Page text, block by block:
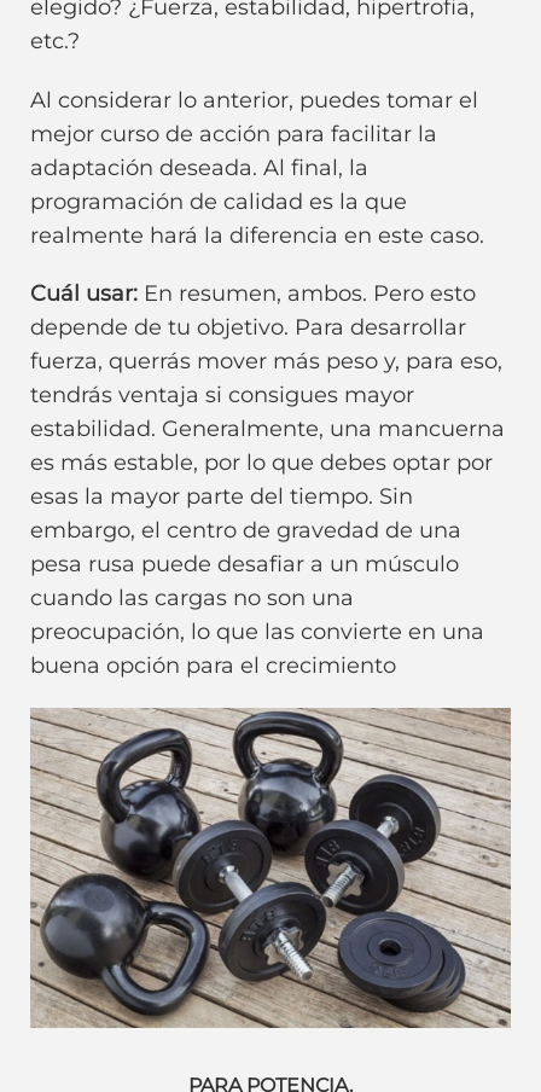
elegido? ¿Fuerza, estabilidad, hipertrofia,
etc.?
Al considerar lo anterior, puedes tomar el
mejor curso de acción para facilitar la
adaptación deseada. Al final, la
programación de calidad es la que
realmente hará la diferencia en este caso.
Cuál usar: En resumen, ambos. Pero esto
depende de tu objetivo. Para desarrollar
fuerza, querrás mover más peso y, para eso,
tendrás ventaja si consigues mayor
estabilidad. Generalmente, una mancuerna
es más estable, por lo que debes optar por
esas la mayor parte del tiempo. Sin
embargo, el centro de gravedad de una
pesa rusa puede desafiar a un músculo
cuando las cargas no son una
preocupación, lo que las convierte en una
buena opción para el crecimiento
PARA POTENCIA.